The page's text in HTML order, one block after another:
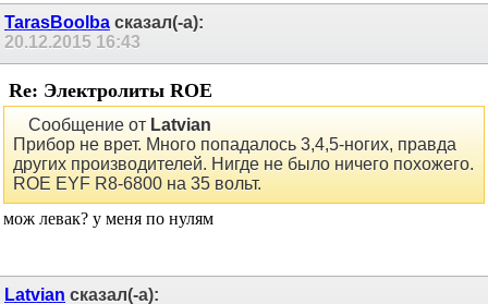
TarasBoolba сказал(-а):
20.12.2015 16:43
Re: Электролиты ROE
Сообщение отLatvian
Прибор не врет. Много попадалось 3,4,5-ногих, правда
других производителей. Нигде не было ничего похожего.
ROE EYF R8-6800 на 35 вольт.
мож левак? у меня по нулям